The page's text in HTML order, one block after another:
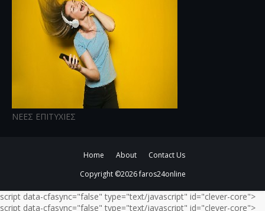
ΝΕΕΣ ΕΠΙΤΥΧΙΕΣ
Home About
Contact Us
Copyright ©2026faros24online
script data-cfasync="false" type="text/javascript" id="clever-core">
script data-cfasync="false" type="text/javascript" id="clever-core">